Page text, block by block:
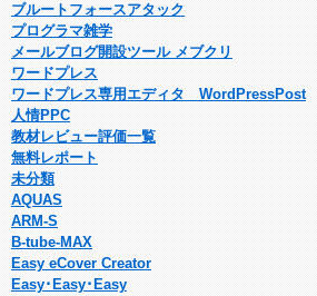
ブルートフォースアタック
プログラマ雑学
メールブログ開設ツール メブクリ
ワードプレス
ワードプレス専用エディタ WordPressPost
人情PPC
教材レビュー評価一覧
無料レポート
未分類
AQUAS
ARM-S
B-tube-MAX
Easy eCover Creator
Easy･Easy･Easy